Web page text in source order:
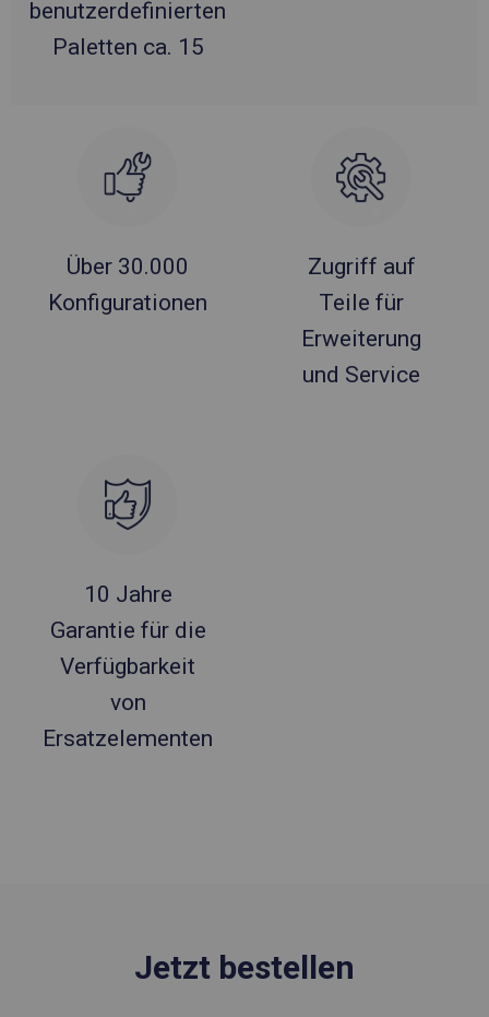
benutzerdefinierten
Paletten ca. 15
Über 30.000
Konfigurationen
Zugriff auf
Teile für
Erweiterung
und Service
10 Jahre
Garantie für die
Verfügbarkeit
von
Ersatzelementen
Jetzt bestellen